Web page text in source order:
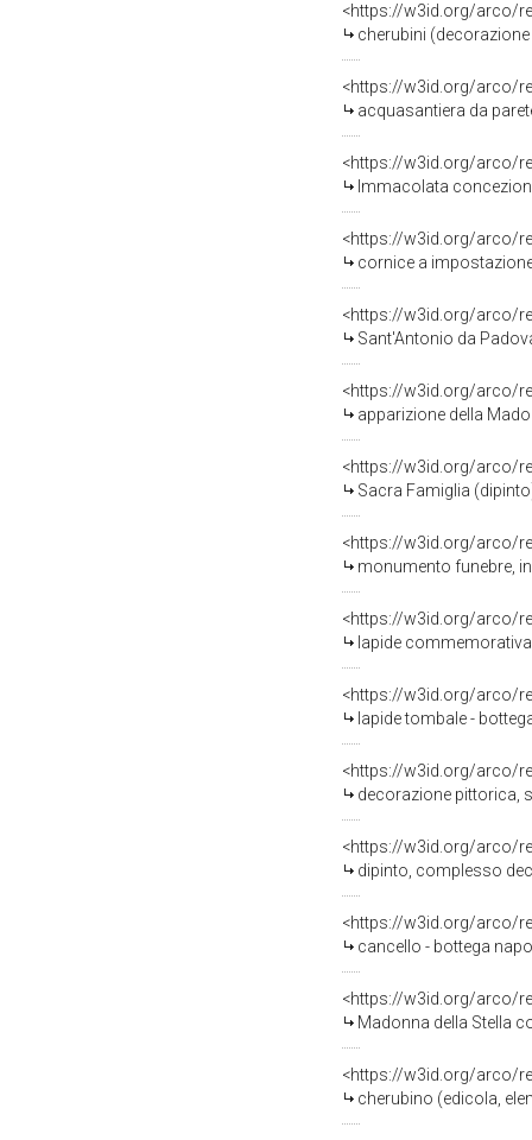
<https://w3id.org/arco/
cherubini
<https://w3id.org/arco/
acquasantiera da
<https://w3id.org/arco/
Immacolata concezione con
<https://w3id.org/arco/
cornice a
<https://w3id.org/arco/
Sant'Antonio da
<https://w3id.org/arco/
apparizione della
<https://w3id.org/arco/
Sacra Famiglia
<https://w3id.org/arco/
monumento funebre,
<https://w3id.org/arco/
lapide
<https://w3id.org/arco/
lapide tombale -
<https://w3id.org/arco/
decorazione pittorica,
<https://w3id.org/arco/
dipinto, complesso
<https://w3id.org/arco/
cancello - bottega
<https://w3id.org/arco/
Madonna della Stella
<https://w3id.org/arco/
cherubino (edicola,